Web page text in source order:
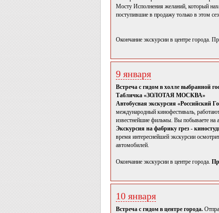
Мосту Исполнения желаний, который
поступившие в продажу только в этом
Окончание экскурсии в центре города.
9 января
Встреча с гидом в холле выбранной
Табличка «ЗОЛОТАЯ МОСКВА»
Автобусная экскурсия «Российский
международный кинофестиваль,
известнейшие фильмы. Вы побываете на
Экскурсия на фабрику грез -
время интереснейшей экскурсии
автомобилей.
Окончание экскурсии в центре города.
10 января
Встреча с гидом в центре города.